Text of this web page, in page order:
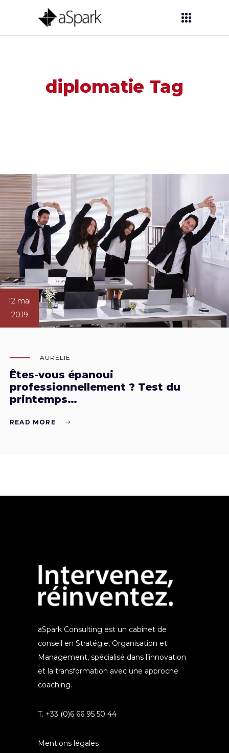
diplomatie Tag
12 mai
2019
AURÉLIE
Êtes-vous épanoui
professionnellement ? Test du
printemps…
READ MORE
aSpark Consulting est un cabinet de
conseil en Stratégie, Organisation et
Management, spécialisé dans l’innovation
et la transformation avec une approche
coaching.
T. +33 (0)6 66 95 50 44
Mentions légales